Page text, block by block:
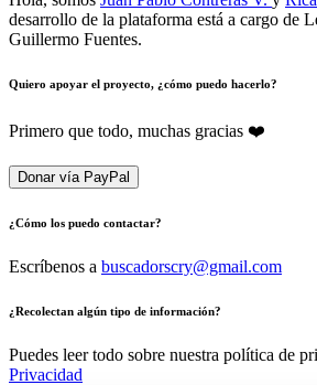
desarrollo de la plataforma está a cargo de
Guillermo Fuentes.
Quiero apoyar el proyecto, ¿cómo puedo hacerlo?
Primero que todo, muchas gracias ❤️
Donar vía PayPal
¿Cómo los puedo contactar?
Escríbenos a buscadorscry@gmail.com
¿Recolectan algún tipo de información?
Puedes leer todo sobre nuestra política de
Privacidad